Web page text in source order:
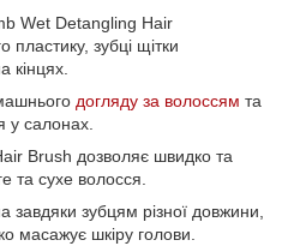
Wet Detangling Hair
пластику, зубці щітки
кінцях.
догляду за волоссям та
у салонах.
Brush дозволяє швидко та
та сухе волосся.
завдяки зубцям різної довжини,
масажує шкіру голови.